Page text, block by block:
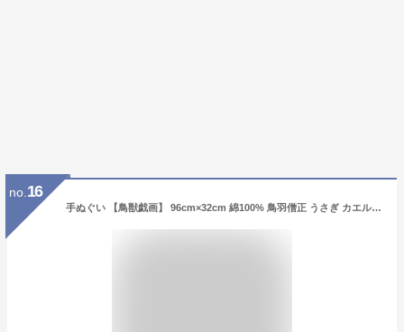
no. 16
手ぬぐい 【鳥獣戯画】 96cm×32cm 綿100% 鳥羽僧正 うさぎ カエル 猿 擬人化 絵巻物 ユーモア てぬぐい 高山寺 タペストリー 子孫繁栄 家内安全 縁結び 日本最古の漫画 夏 浴衣のお供に グッズ